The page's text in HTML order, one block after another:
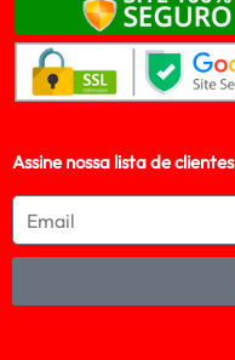
Assine nossa lista de clientes